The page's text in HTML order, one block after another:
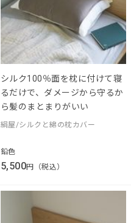
シルク100％面を枕に付けて寝
るだけで、ダメージから守るか
ら髪のまとまりがいい
絹屋/シルクと綿の枕カバー
鉛色
5,500円（税込）